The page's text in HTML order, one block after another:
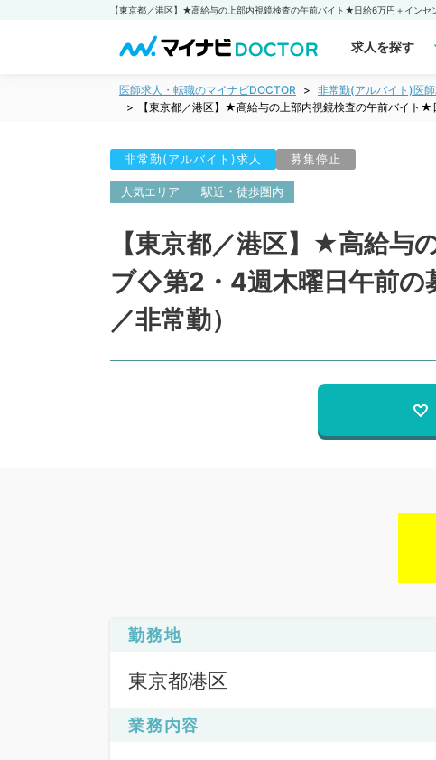
求人を探す
医師求人・転職のマイナビDOCTOR 非常勤(アルバイト)医師
【東京都／港区】★高給与の上部内視鏡検査の午前バイト
非常勤(アルバイト)求人 募集停止
人気エリア 駅近・徒歩圏内
【東京都／港区】★高給
ブ◇第2・4週木曜日午前の
／非常勤）
勤務地
東京都港区
業務内容